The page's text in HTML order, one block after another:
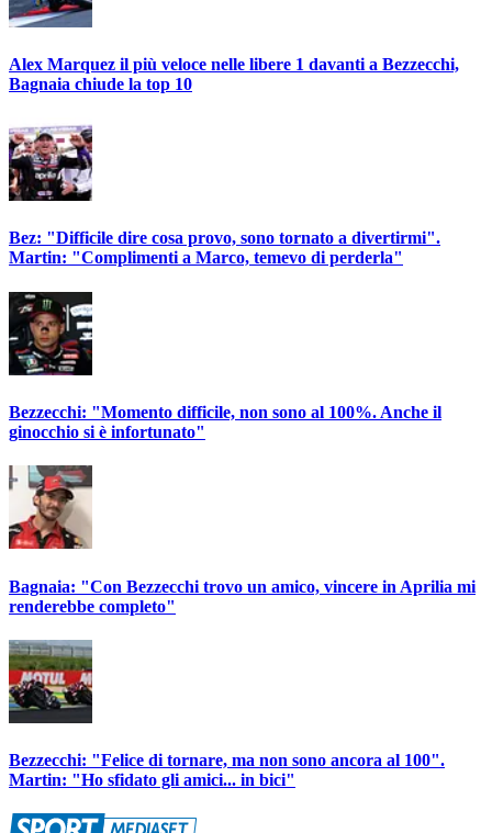
Alex Marquez il più veloce nelle libere 1 davanti a Bezzecchi,
Bagnaia chiude la top 10
Bez: "Difficile dire cosa provo, sono tornato a divertirmi".
Martin: "Complimenti a Marco, temevo di perderla"
Bezzecchi: "Momento difficile, non sono al 100%. Anche il
ginocchio si è infortunato"
Bagnaia: "Con Bezzecchi trovo un amico, vincere in Aprilia mi
renderebbe completo"
Bezzecchi: "Felice di tornare, ma non sono ancora al 100".
Martin: "Ho sfidato gli amici... in bici"